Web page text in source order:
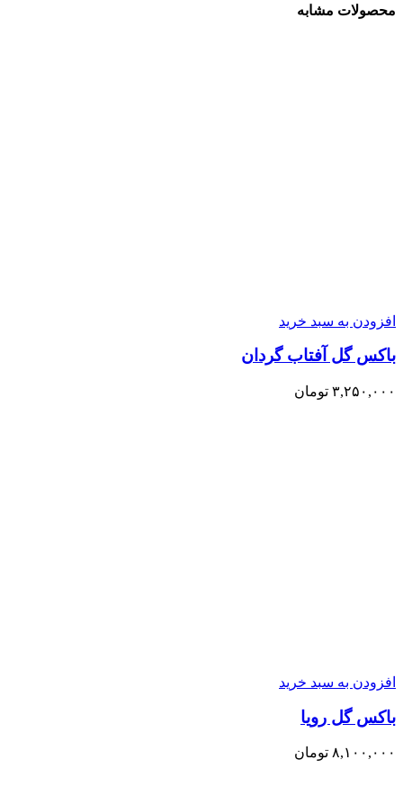
محصولات مشابه
افزودن به سبد خرید
باکس گل آفتاب گردان
۳,۲۵۰,۰۰۰ تومان
افزودن به سبد خرید
باکس گل رویا
۸,۱۰۰,۰۰۰ تومان